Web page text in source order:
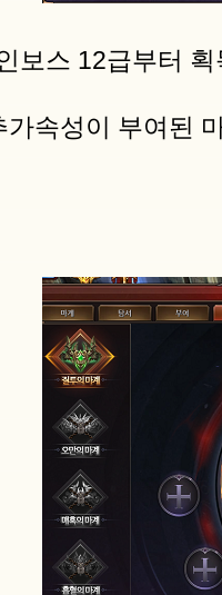
보스 12급부터
가속성이 부여된